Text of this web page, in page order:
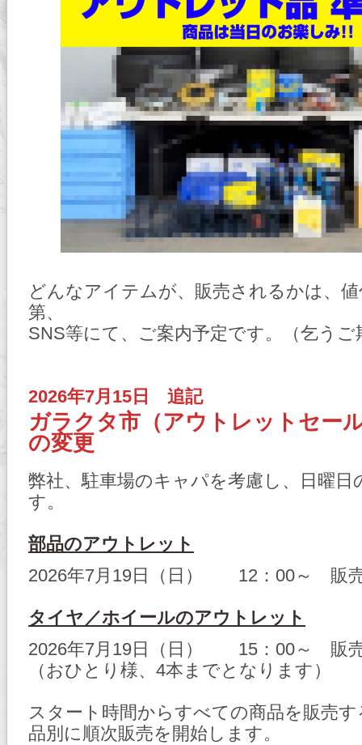
どんなアイテムが、販売されるかは、
第、
SNS等にて、ご案内予定です。（乞うご
2026年7月15日 追記
ガラクタ市（アウトレットセー
の変更
弊社、駐車場のキャパを考慮し、日曜日
す。
部品のアウトレット
2026年7月19日（日） 12：00～ 販
タイヤ／ホイールのアウトレット
2026年7月19日（日） 15：00～ 販
（おひとり様、4本までとなります）
スタート時間からすべての商品を販売
品別に順次販売を開始します。